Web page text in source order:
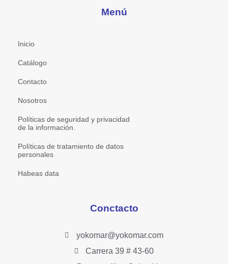
Menú
Inicio
Catálogo
Contacto
Nosotros
Políticas de seguridad y privacidad
de la información.
Políticas de tratamiento de datos
personales
Habeas data
Conctacto
yokomar@yokomar.com
Carrera 39 # 43-60